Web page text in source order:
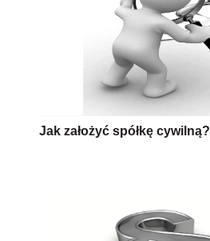
Jak założyć spółkę cywilną?